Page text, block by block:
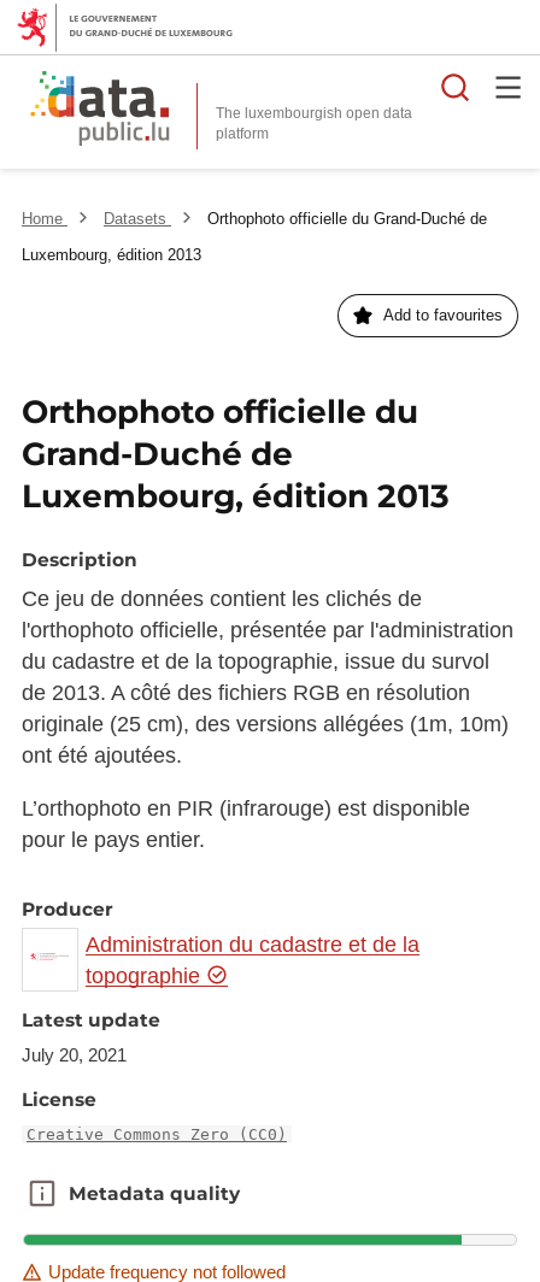
The luxembourgish open data
platform
Home Datasets
Orthophoto officielle du Grand-Duché de
Luxembourg, édition 2013
Add to favourites
Orthophoto officielle du
Grand-Duché de
Luxembourg, édition 2013
Description
Ce jeu de données contient les clichés de
l'orthophoto officielle, présentée par l'administration
du cadastre et de la topographie, issue du survol
de 2013. A côté des fichiers RGB en résolution
originale (25 cm), des versions allégées (1m, 10m)
ont été ajoutées.
L’orthophoto en PIR (infrarouge) est disponible
pour le pays entier.
Producer
Administration du cadastre et de la
topographie
Latest update
July 20, 2021
License
Creative Commons Zero (CC0)
Metadata quality
Metadata quality
Update frequency not followed